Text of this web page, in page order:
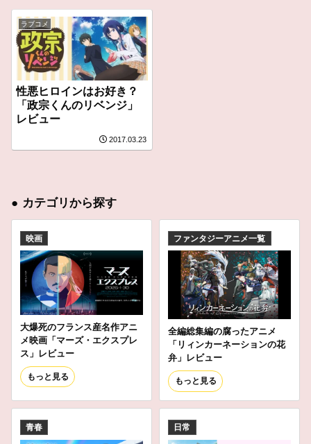
特集ア
コラム
ビュー
メ」アニメ
コラム #私を
構成する5つ
のアニメ
ラブコメ
性悪ヒロインはお好き？
「政宗くんのリベンジ」
レビュー
2017.03.23
● カテゴリから探す
映画
大爆死のフランス産名作アニ
メ映画「マーズ・エクスプレ
ス」レビュー
もっと見る
ファンタジーアニメ一覧
全編総集編の腐ったアニメ
「リィンカーネーションの花
弁」レビュー
もっと見る
青春 日常